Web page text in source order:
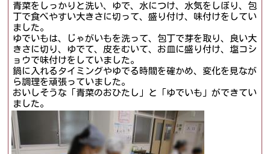
青菜をしっかりと洗い、ゆで、水につけ、水気をしぼり、包
丁で食べやすい大きさに切って、盛り付け、味付けをしてい
ました。
ゆでいもは、じゃがいもを洗って、包丁で芽を取り、良い大
きさに切り、ゆでて、皮をむいて、お皿に盛り付け、塩コシ
ョウで味付けをしていました。
鍋に入れるタイミングやゆでる時間を確かめ、変化を見なが
ら調理を頑張っていました。
おいしそうな「青菜のおひたし」と「ゆでいも」ができてい
ました。